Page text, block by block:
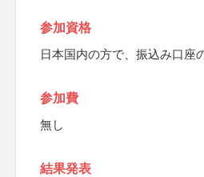
参加資格
日本国内の方で、振込み口座
参加費
無し
結果発表